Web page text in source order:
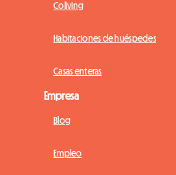
Coliving
Habitaciones de huéspedes
Casas enteras
Empresa
Blog
Empleo